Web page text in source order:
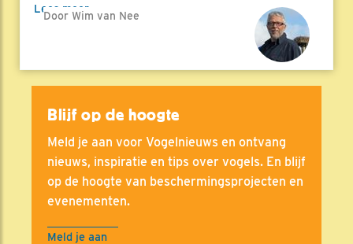
Lees meer
Door Wim van Nee
Blijf op de hoogte
Meld je aan voor Vogelnieuws en ontvang
nieuws, inspiratie en tips over vogels. En blijf
op de hoogte van beschermingsprojecten en
evenementen.
Meld je aan